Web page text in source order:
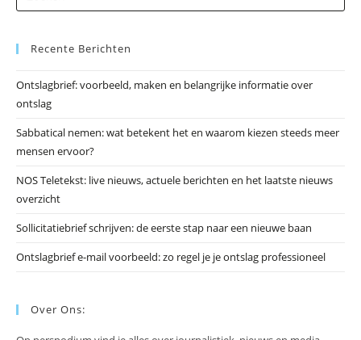
op
Recente Berichten
Ontslagbrief: voorbeeld, maken en belangrijke informatie over
ontslag
Sabbatical nemen: wat betekent het en waarom kiezen steeds meer
mensen ervoor?
NOS Teletekst: live nieuws, actuele berichten en het laatste nieuws
overzicht
Sollicitatiebrief schrijven: de eerste stap naar een nieuwe baan
Ontslagbrief e-mail voorbeeld: zo regel je je ontslag professioneel
Over Ons: